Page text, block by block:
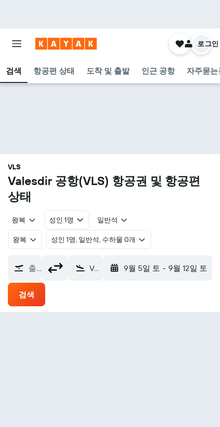
검색 항공편 상태 도착 및 출발 인근 공항 자주묻
로그인
VLS
Valesdir 공항(VLS) 항공권 및 항공편
상태
왕복 성인 1명 일반석
왕복 ​성인 1명, 일반석, 수하물 0개
출발지 Valesdir (VLS) 9월 5일 토 - 9월 12일 토
검색